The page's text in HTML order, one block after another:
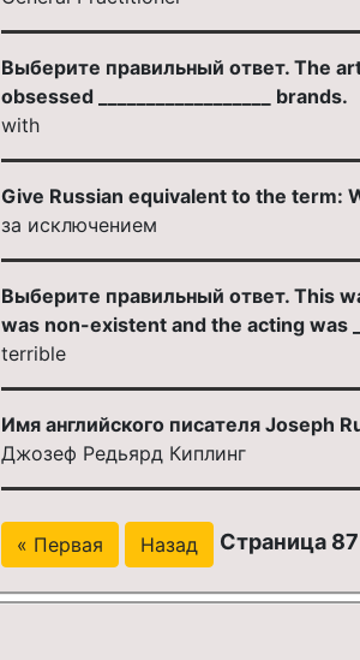
Выберите правильный ответ. The
obsessed __________________ brands.
with
Give Russian equivalent to the term:
за исключением
Выберите правильный ответ. This
was non-existent and the acting was
terrible
Имя английского писателя Joseph
Джозеф Редьярд Киплинг
« Первая Назад Страница